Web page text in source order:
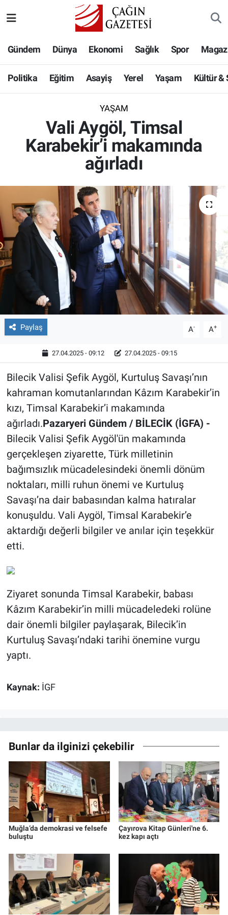
Gündem Dünya Ekonomi Sağlık Spor
Politika Eğitim Asayiş Yerel Yaşam Kültür &
YAŞAM
Vali Aygöl, Timsal
Karabekir’i makamında
ağırladı
Paylaş A- A+
27.04.2025 - 09:12 27.04.2025 - 09:15
Bilecik Valisi Şefik Aygöl, Kurtuluş Savaşı’nın
kahraman komutanlarından Kâzım Karabekir’in
kızı, Timsal Karabekir’i makamında
ağırladı.Pazaryeri Gündem / BİLECİK (İGFA) -
Bilecik Valisi Şefik Aygöl'ün makamında
gerçekleşen ziyarette, Türk milletinin
bağımsızlık mücadelesindeki önemli dönüm
noktaları, milli ruhun önemi ve Kurtuluş
Savaşı’na dair babasından kalma hatıralar
konuşuldu. Vali Aygöl, Timsal Karabekir’e
aktardığı değerli bilgiler ve anılar için teşekkür
etti.
Ziyaret sonunda Timsal Karabekir, babası
Kâzım Karabekir’in milli mücadeledeki rolüne
dair önemli bilgiler paylaşarak, Bilecik’in
Kurtuluş Savaşı’ndaki tarihi önemine vurgu
yaptı.
Kaynak: İGF
Bunlar da ilginizi çekebilir
Muğla’da demokrasi ve felsefe
buluştu
Çayırova Kitap Günleri'ne 6.
kez kapı açtı
Eğitim
Asayiş
Yaşam
Kültür & Sanat
Bilim-Teknoloji
Köşe Yazıları
Röportaj
Video Galeri
Hava Durumu
Namaz Vakitleri
Süper Lig Puan Durumu ve Fikstür
Tüm Manşetler
Son Dakika Haberleri
Haber Arşivi